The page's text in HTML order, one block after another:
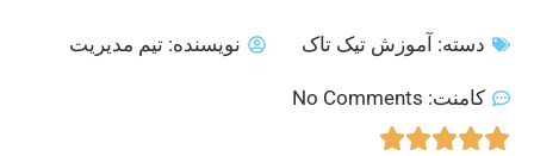
دسته: آموزش تیک تاک نویسنده: تیم مدیریت
کامنت: